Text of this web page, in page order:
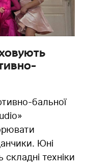
бальної
Юні
техніки